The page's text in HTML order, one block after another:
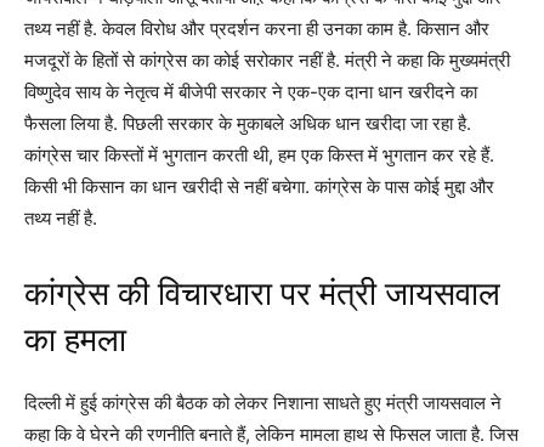
तथ्य नहीं है. केवल विरोध और प्रदर्शन करना ही उनका काम है. किसान और
मजदूरों के हितों से कांग्रेस का कोई सरोकार नहीं है. मंत्री ने कहा कि मुख्यमंत्री
विष्णुदेव साय के नेतृत्व में बीजेपी सरकार ने एक-एक दाना धान खरीदने का
फैसला लिया है. पिछली सरकार के मुकाबले अधिक धान खरीदा जा रहा है.
कांग्रेस चार किस्तों में भुगतान करती थी, हम एक किस्त में भुगतान कर रहे हैं.
किसी भी किसान का धान खरीदी से नहीं बचेगा. कांग्रेस के पास कोई मुद्दा और
तथ्य नहीं है.
कांग्रेस की विचारधारा पर मंत्री जायसवाल
का हमला
दिल्ली में हुई कांग्रेस की बैठक को लेकर निशाना साधते हुए मंत्री जायसवाल ने
कहा कि वे घेरने की रणनीति बनाते हैं, लेकिन मामला हाथ से फिसल जाता है. जिस